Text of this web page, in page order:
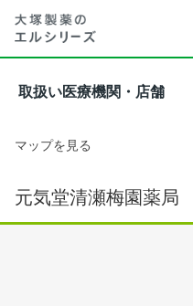
取扱い医療機関・店舗
マップを見る
元気堂清瀬梅園薬局